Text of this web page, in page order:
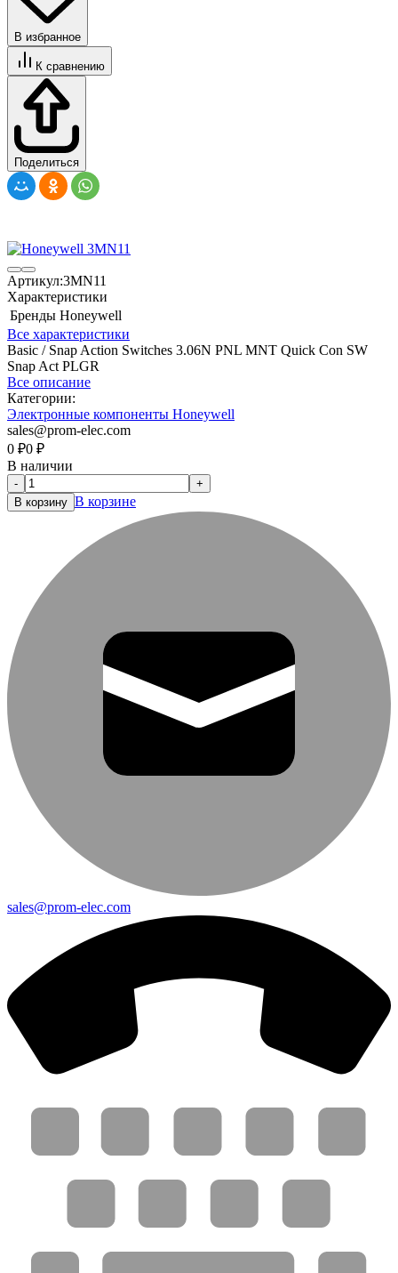
В избранное
К сравнению
Поделиться
Артикул:3MN11
Характеристики
Бренды Honeywell
Все характеристики
Basic / Snap Action Switches 3.06N PNL MNT Quick Con SW
Snap Act PLGR
Все описание
Категории:
Электронные компоненты Honeywell
sales@prom-elec.com
0 ₽0 ₽
В наличии
-
+
В корзину В корзине
sales@prom-elec.com